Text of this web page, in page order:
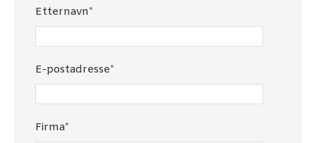
Etternavn*
E-postadresse*
Firma*